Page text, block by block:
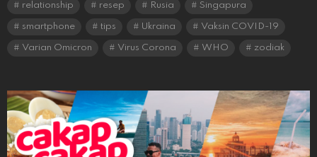
relationship resep Rusia Singapura
smartphone tips Ukraina Vaksin COVID-19
Varian Omicron Virus Corona WHO zodiak